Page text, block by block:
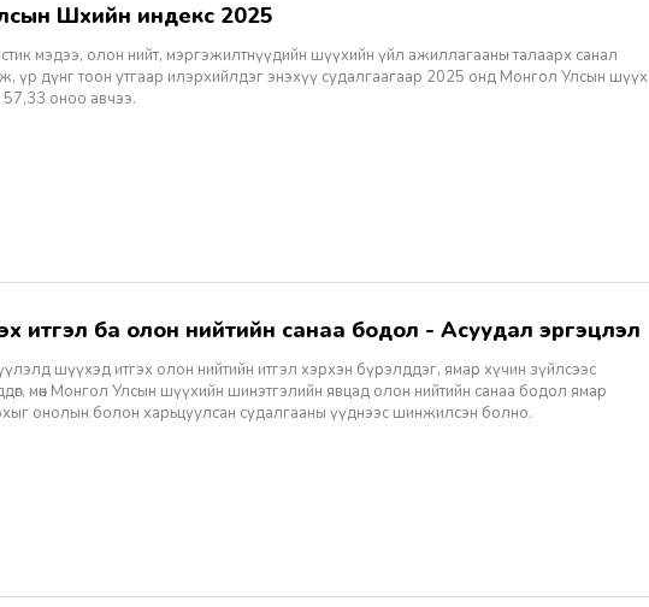
Шүүхийн индекс 2025
мэдээ, олон нийт, мэргэжилтнүүдийн шүүхийн үйл ажиллагааны талаарх санал
үр дүнг тоон утгаар илэрхийлдэг энэхүү судалгаагаар 2025 онд Монгол Улсын шүүх
оноо авчээ.
итгэл ба олон нийтийн санаа бодол - Асуудал эргэцүүлэл
шүүхэд итгэх олон нийтийн итгэл хэрхэн бүрэлддэг, ямар хүчин зүйлсээс
мөн Монгол Улсын шүүхийн шинэтгэлийн явцад олон нийтийн санаа бодол ямар
онолын болон харьцуулсан судалгааны үүднээс шинжилсэн болно.